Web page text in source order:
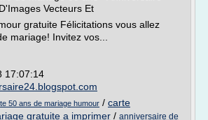
Vecteurs Et
gratuite Félicitations vous allez
mariage! Invitez vos...
17:07:14
50 ans de mariage humour / carte
gratuite a imprimer / anniversaire de